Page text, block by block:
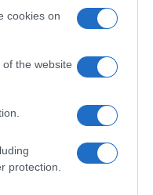
cookies on
the website
protection.